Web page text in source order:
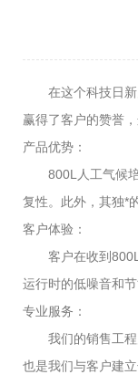
在这个科技日新月
赢得了客户的赞誉
产品优势：
800L人工气候培
复性。此外，其独*
客户体验：
客户在收到800L
运行时的低噪音和
专业服务：
我们的销售工程师
也是我们与客户建